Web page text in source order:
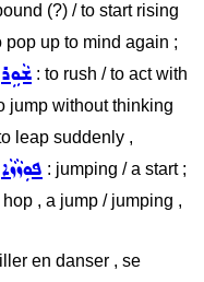
(?) / to start rising
up to mind again ;
ܫܵܘܹܪ : to rush / to act with
jump without thinking
leap suddenly ,
ܦܘܼܙܵܙܵܐ : jumping / a start ;
, a jump / jumping ,
en danser , se